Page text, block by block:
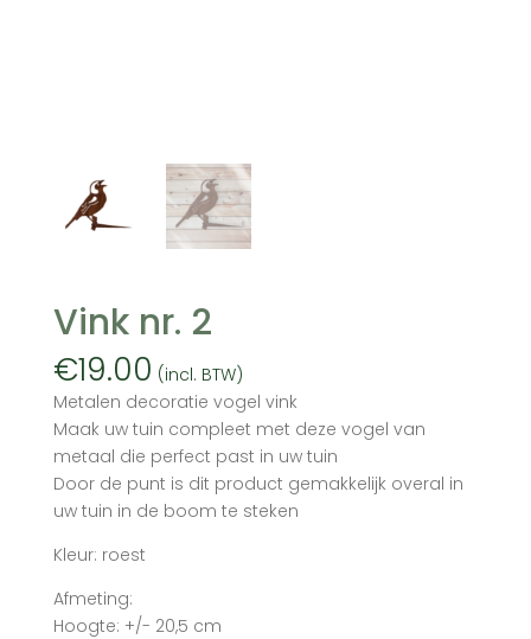
Vink nr. 2
€19.00 (incl. BTW)
Metalen decoratie vogel vink
Maak uw tuin compleet met deze vogel van
metaal die perfect past in uw tuin
Door de punt is dit product gemakkelijk overal in
uw tuin in de boom te steken
Kleur: roest
Afmeting:
Hoogte: +/- 20,5 cm